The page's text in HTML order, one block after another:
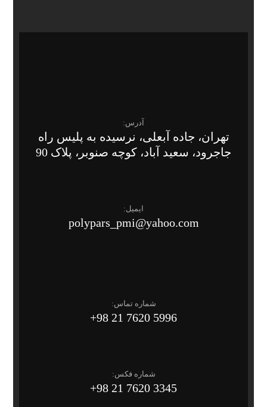
آدرس:
تهران، جاده آبعلی، نرسیده به پلیس راه
جاجرود، سعید آباد، کوچه صنوبر، پلاک 90
ایمیل:
polypars_pmi@yahoo.com
شماره تماس:
5996 7620 21 98+
شماره فکس:
3345 7620 21 98+